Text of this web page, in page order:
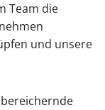
Team die
und unsere